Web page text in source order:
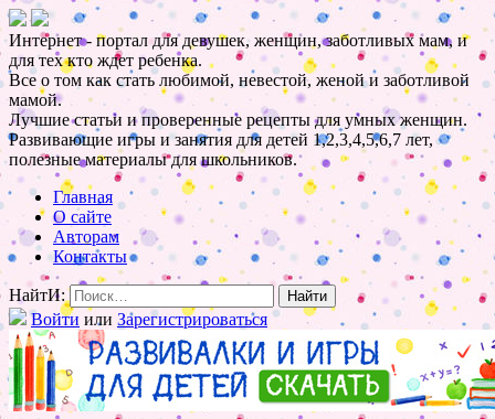
Интернет - портал для девушек, женщин, заботливых мам, и
для тех кто ждет ребенка.
Все о том как стать любимой, невестой, женой и заботливой
мамой.
Лучшие статьи и проверенные рецепты для умных женщин.
Развивающие игры и занятия для детей 1,2,3,4,5,6,7 лет,
полезные материалы для школьников.
Главная
О сайте
Авторам
Контакты
НайтИ:
Войти или Зарегистрироваться